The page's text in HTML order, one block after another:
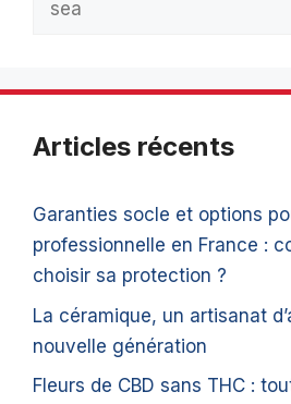
Articles récents
Garanties socle et options
professionnelle en France :
choisir sa protection ?
La céramique, un artisanat
nouvelle génération
Fleurs de CBD sans THC :